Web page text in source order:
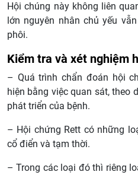
Hội chúng này không liên
lớn nguyên nhân chủ yếu
phôi.
Kiểm tra và xét nghiệm
– Quá trình chẩn đoán hội
hiện bằng việc quan sát, theo
phát triển của bệnh.
– Hội chứng Rett có những
cổ điển và tạm thời.
– Trong các loại đó thì riêng